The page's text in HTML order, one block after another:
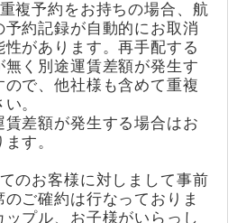
複予約をお持ちの場合、航
約記録が自動的にお取消
性があります。再手配する
く別途運賃差額が発生す
ので、他社様も含めて重複
。
差額が発生する場合はお
す。
のお客様に対しまして事前
ご確約は行なっておりま
プル、お子様がいらっし